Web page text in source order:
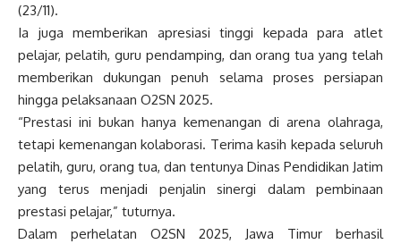
(23/11).
Ia juga memberikan apresiasi tinggi kepada para atlet
pelajar, pelatih, guru pendamping, dan orang tua yang telah
memberikan dukungan penuh selama proses persiapan
hingga pelaksanaan O2SN 2025.
“Prestasi ini bukan hanya kemenangan di arena olahraga,
tetapi kemenangan kolaborasi. Terima kasih kepada seluruh
pelatih, guru, orang tua, dan tentunya Dinas Pendidikan Jatim
yang terus menjadi penjalin sinergi dalam pembinaan
prestasi pelajar,” tuturnya.
Dalam perhelatan O2SN 2025, Jawa Timur berhasil